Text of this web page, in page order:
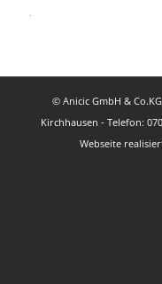
© Anicic GmbH &
Kirchhausen - Telefon:
Webseite